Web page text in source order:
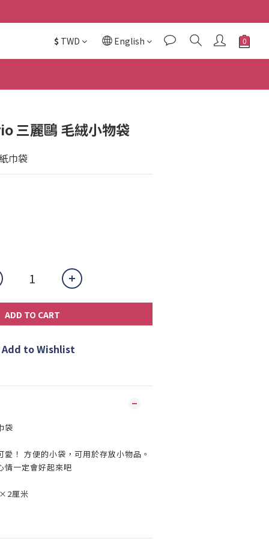
$ TWD English
三麗鷗 毛絨小物袋
巾袋
ADD TO CART
Add to Wishlist
袋
！ 方便的小袋，可用於存放小物品。
情一定會好起來吧
厘米